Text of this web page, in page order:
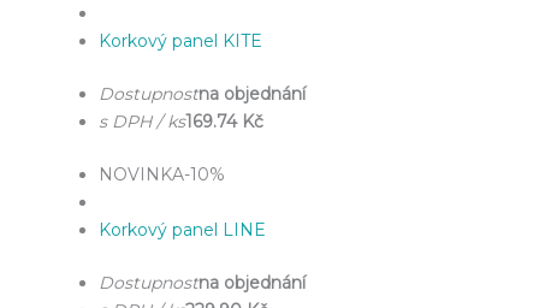
Korkový panel KITE
Dostupnostna objednání
s DPH / ks169.74 Kč
NOVINKA-10%
Korkový panel LINE
Dostupnostna objednání